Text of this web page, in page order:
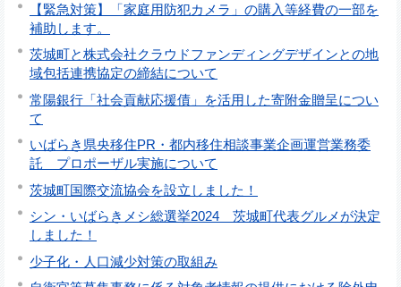
【緊急対策】「家庭用防犯カメラ」の購入等経費の一部を
補助します。
茨城町と株式会社クラウドファンディングデザインとの地
域包括連携協定の締結について
常陽銀行「社会貢献応援債」を活用した寄附金贈呈につい
て
いばらき県央移住PR・都内移住相談事業企画運営業務委
託 プロポーザル実施について
茨城町国際交流協会を設立しました！
シン・いばらきメシ総選挙2024 茨城町代表グルメが決定
しました！
少子化・人口減少対策の取組み